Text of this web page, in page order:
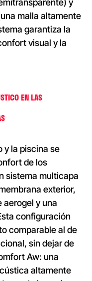
y
malla altamente
garantiza la
visual y la
EN LAS
y la piscina se
de los
sistema multicapa
exterior,
aerogel y una
configuración
comparable al de
sin dejar de
Aw: una
altamente